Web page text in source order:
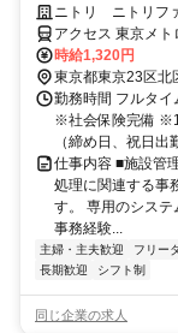
ニトリ ニトリフ
アクセス 東京メト
北線 志茂1番口徒
「王子神谷駅」3
時給1,320円
東京都東京23区北
勤務時間 フルタ
※社会保険完備
（締め日、祝日出
仕事内容 ■施設管
処理に関連する事
す。 専用のシステ
事務経験...
主婦・主夫歓迎 フリー
長期歓迎
シフト制
同じ企業の求人